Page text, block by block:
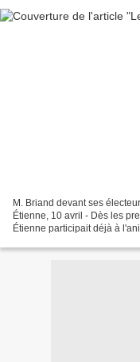
M. Briand devant ses
Étienne, 10 avril - Dès les
Étienne participait déjà à